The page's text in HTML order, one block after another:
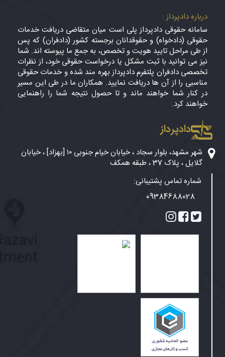
درباره دادپرداز :
سامانه حقوقی دادپرداز پلی است میان متقاضی دریافت خدمات
حقوقی (دادخواه) و حقوقدانان برجسته کشور (دادفران) که پس
از طی مراحل تایید هویت و تخصص، به جمع ما پیوسته اند. شما
نیز می توانید با ثبت مشکل یا درخواست حقوقی خود، از نظرات
تخصصی دادفران پلتفرم دادپرداز بهره مند شده و خدمات حقوقی
مناسبی را از آن ها دریافت نمایید. همکاران ما در طی این مسیر
در کنار شما خواهند ماند و تا حصول نتیجه شما را راهنمایی
خواهند کرد.
دادپرداز
شهر مشهد، بلوار سجاد ، خیابان خیام جنوبی ۱۰ [بهزاد] ، خیابان
گلایل ، پلاک 37 ، طبقه همکف
شماره تماس پشتیبانی:
09384688028